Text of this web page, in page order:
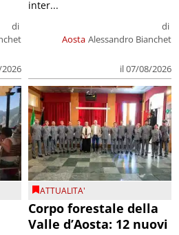
di
Aosta
di
Alessandro Bianchet
il 07/08/2026
inter...
ATTUALITA'
Corpo forestale della
Valle d’Aosta: 12 nuovi